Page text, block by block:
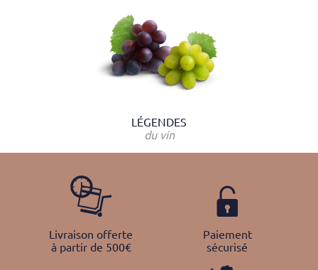
LÉGENDES
du vin
Livraison offerte
à partir de 500€
Paiement
sécurisé